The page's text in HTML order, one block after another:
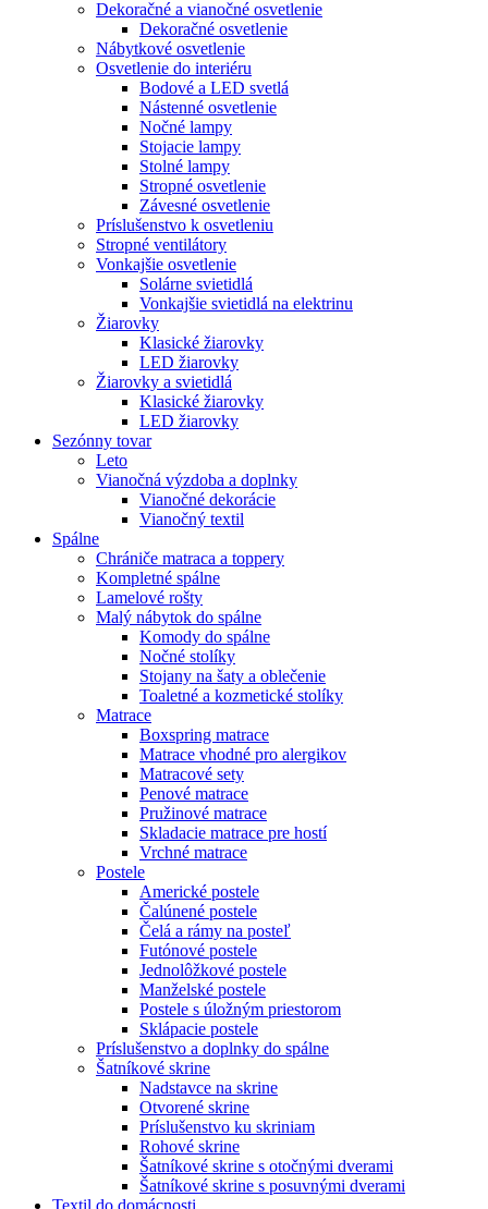
Dekoračné a vianočné osvetlenie
Dekoračné osvetlenie
Nábytkové osvetlenie
Osvetlenie do interiéru
Bodové a LED svetlá
Nástenné osvetlenie
Nočné lampy
Stojacie lampy
Stolné lampy
Stropné osvetlenie
Závesné osvetlenie
Príslušenstvo k osvetleniu
Stropné ventilátory
Vonkajšie osvetlenie
Solárne svietidlá
Vonkajšie svietidlá na elektrinu
Žiarovky
Klasické žiarovky
LED žiarovky
Žiarovky a svietidlá
Klasické žiarovky
LED žiarovky
Sezónny tovar
Leto
Vianočná výzdoba a doplnky
Vianočné dekorácie
Vianočný textil
Spálne
Chrániče matraca a toppery
Kompletné spálne
Lamelové rošty
Malý nábytok do spálne
Komody do spálne
Nočné stolíky
Stojany na šaty a oblečenie
Toaletné a kozmetické stolíky
Matrace
Boxspring matrace
Matrace vhodné pro alergikov
Matracové sety
Penové matrace
Pružinové matrace
Skladacie matrace pre hostí
Vrchné matrace
Postele
Americké postele
Čalúnené postele
Čelá a rámy na posteľ
Futónové postele
Jednolôžkové postele
Manželské postele
Postele s úložným priestorom
Sklápacie postele
Príslušenstvo a doplnky do spálne
Šatníkové skrine
Nadstavce na skrine
Otvorené skrine
Príslušenstvo ku skriniam
Rohové skrine
Šatníkové skrine s otočnými dverami
Šatníkové skrine s posuvnými dverami
Textil do domácnosti